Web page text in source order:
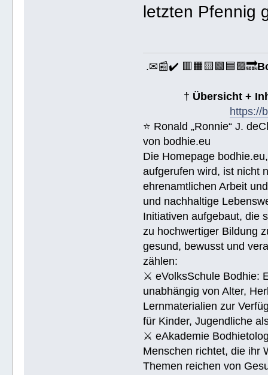
letzten Pfennig
.✉📰✔️ 🟥🟧🟨🟩🟦🟪🔜
† Übersicht +
https://
⭐️ Ronald „Ronnie“ J.
von bodhie.eu
Die Homepage
aufgerufen wird, ist nicht
ehrenamtlichen Arbeit
und nachhaltige
Initiativen aufgebaut, die
zu hochwertiger Bildung
gesund, bewusst und
zählen:
⚔ eVolksSchule Bodhie:
unabhängig von Alter,
Lernmaterialien zur
für Kinder, Jugendliche
⚔ eAkademie
Menschen richtet, die ihr
Themen reichen von